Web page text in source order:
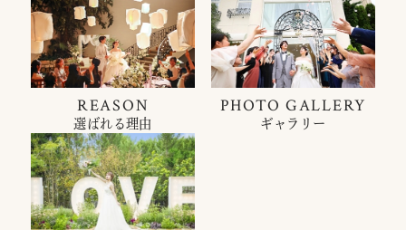
REASON
選ばれる理由
PHOTO GALLERY
ギャラリー